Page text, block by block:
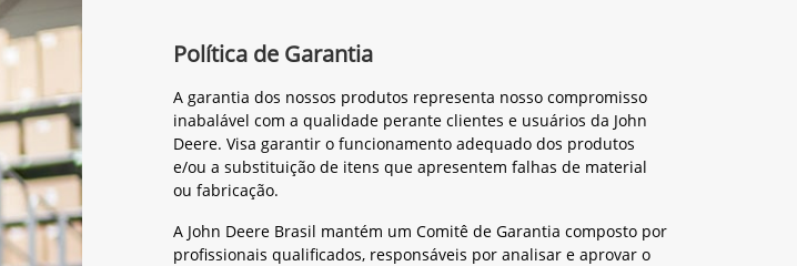
Política de Garantia
A garantia dos nossos produtos representa nosso compromisso
inabalável com a qualidade perante clientes e usuários da John
Deere. Visa garantir o funcionamento adequado dos produtos
e/ou a substituição de itens que apresentem falhas de material
ou fabricação.
A John Deere Brasil mantém um Comitê de Garantia composto por
profissionais qualificados, responsáveis por analisar e aprovar o